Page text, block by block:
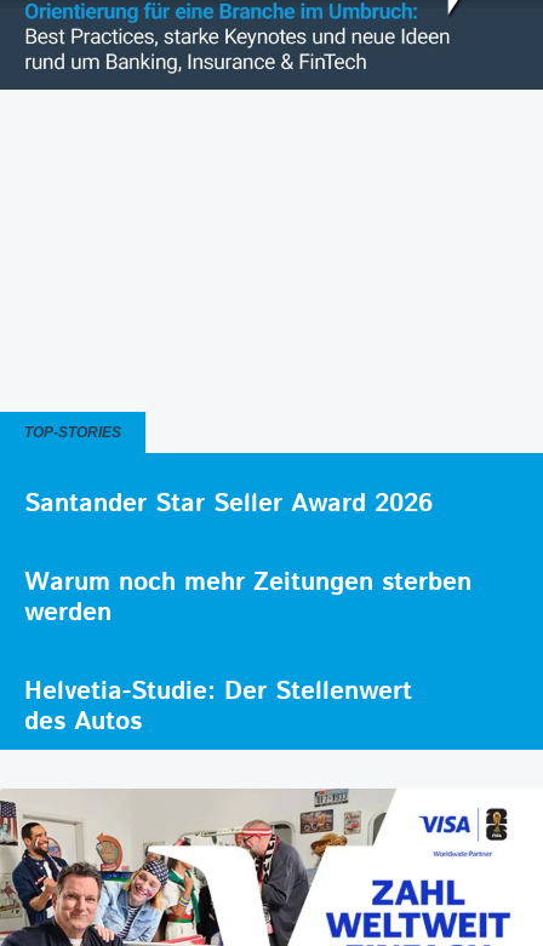
TOP-STORIES
Santander Star Seller Award 2026
Warum noch mehr Zeitungen sterben
werden
Helvetia-Studie: Der Stellenwert
des Autos